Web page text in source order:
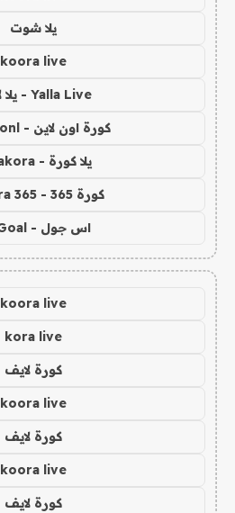
يلا شوت
koora live
Yalla Live - يلا لايف
كورة اون لاين - koora onl
يلا كورة - yallakora
كورة 365 - kooora 365
اس جول - AS Goal
koora live
kora live
كورة لايف
koora live
كورة لايف
koora live
كورة لايف